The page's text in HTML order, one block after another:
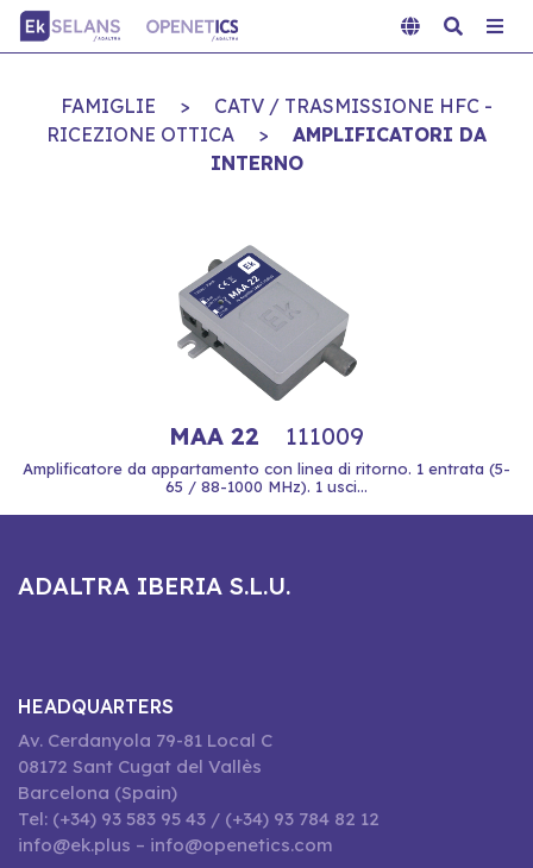
FAMIGLIE >
CATV / TRASMISSIONE HFC -
RICEZIONE OTTICA
>
AMPLIFICATORI DA
INTERNO
MAA 22 111009
Amplificatore da appartamento con linea di ritorno. 1 entrata (5-
65 / 88-1000 MHz). 1 usci...
ADALTRA IBERIA S.L.U.
HEADQUARTERS
Av. Cerdanyola 79-81 Local C
08172 Sant Cugat del Vallès
Barcelona (Spain)
Tel: (+34) 93 583 95 43 / (+34) 93 784 82 12
info@ek.plus – info@openetics.com